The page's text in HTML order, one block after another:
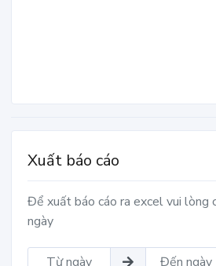
Xuất báo cáo
Để xuất báo cáo ra excel vui lòng
ngày